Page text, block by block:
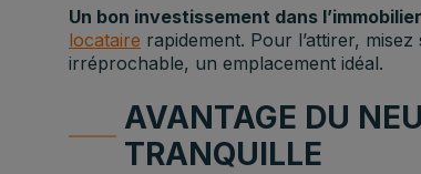
Un bon investissement dans
locataire rapidement. Pour l’attirer,
irréprochable, un emplacement idéal.
AVANTAGE DU
TRANQUILLE